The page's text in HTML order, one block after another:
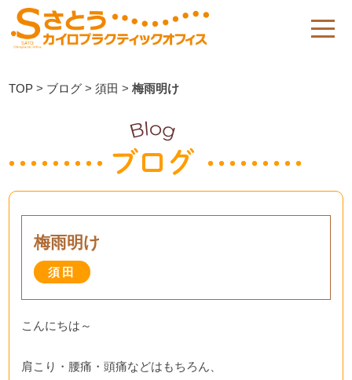
TOP > ブログ >須田 >梅雨明け
梅雨明け
須田
こんにちは～
肩こり・腰痛・頭痛などはもちろん、